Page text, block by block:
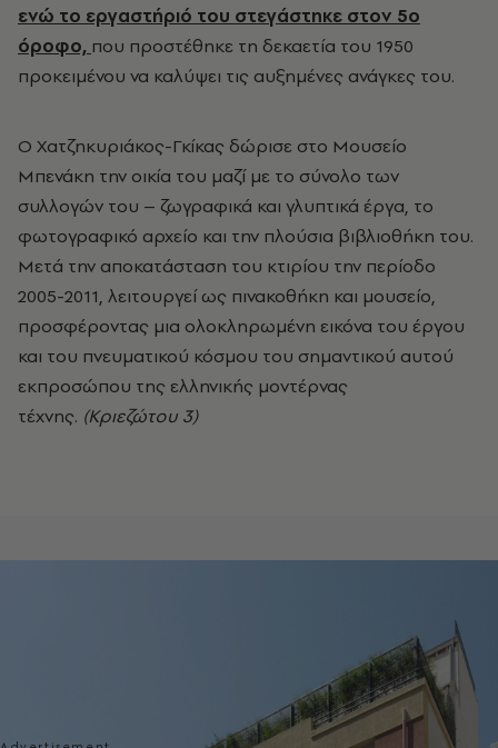
ενώ το εργαστήριό του στεγάστηκε στον 5ο
όροφο, που προστέθηκε τη δεκαετία του 1950
προκειμένου να καλύψει τις αυξημένες ανάγκες του.
Ο Χατζηκυριάκος-Γκίκας δώρισε στο Μουσείο
Μπενάκη την οικία του μαζί με το σύνολο των
συλλογών του – ζωγραφικά και γλυπτικά έργα, το
φωτογραφικό αρχείο και την πλούσια βιβλιοθήκη του.
Μετά την αποκατάσταση του κτιρίου την περίοδο
2005-2011, λειτουργεί ως πινακοθήκη και μουσείο,
προσφέροντας μια ολοκληρωμένη εικόνα του έργου
και του πνευματικού κόσμου του σημαντικού αυτού
εκπροσώπου της ελληνικής μοντέρνας
τέχνης. (Κριεζώτου 3)